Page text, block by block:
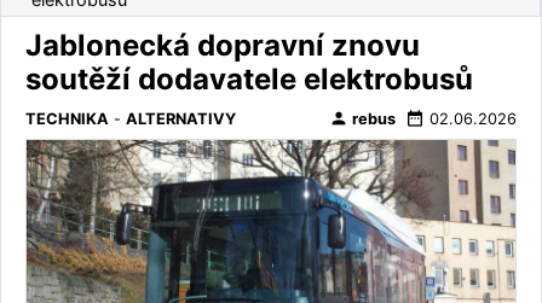
Jablonecká dopravní znovu
soutěží dodavatele elektrobusů
TECHNIKA - ALTERNATIVY person rebus date_range 02.06.2026